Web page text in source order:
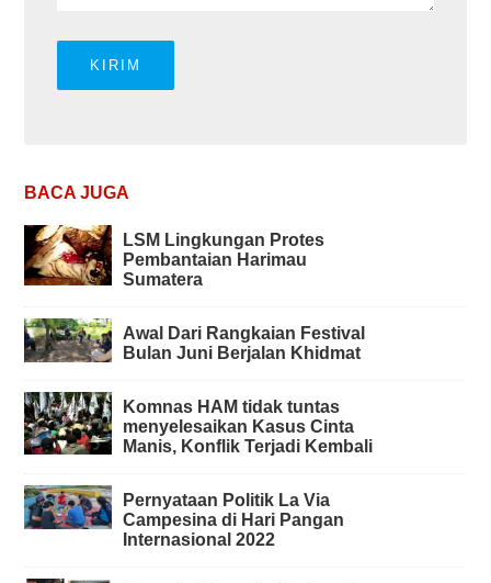
BACA JUGA
LSM Lingkungan Protes
Pembantaian Harimau
Sumatera
Awal Dari Rangkaian Festival
Bulan Juni Berjalan Khidmat
Komnas HAM tidak tuntas
menyelesaikan Kasus Cinta
Manis, Konflik Terjadi Kembali
Pernyataan Politik La Via
Campesina di Hari Pangan
Internasional 2022